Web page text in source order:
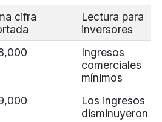
cifra
Lectura para
inversores
Ingresos
comerciales
mínimos
Los ingresos
disminuyeron